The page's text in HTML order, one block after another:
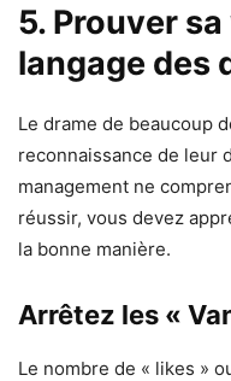
5. Prouver
langage des
Le drame de beaucoup
reconnaissance de leur
management ne
réussir, vous devez
la bonne manière.
Arrêtez les «
Le nombre de « likes »